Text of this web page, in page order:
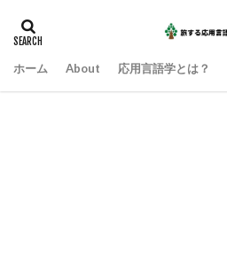
ホーム About 応用言語学とは？